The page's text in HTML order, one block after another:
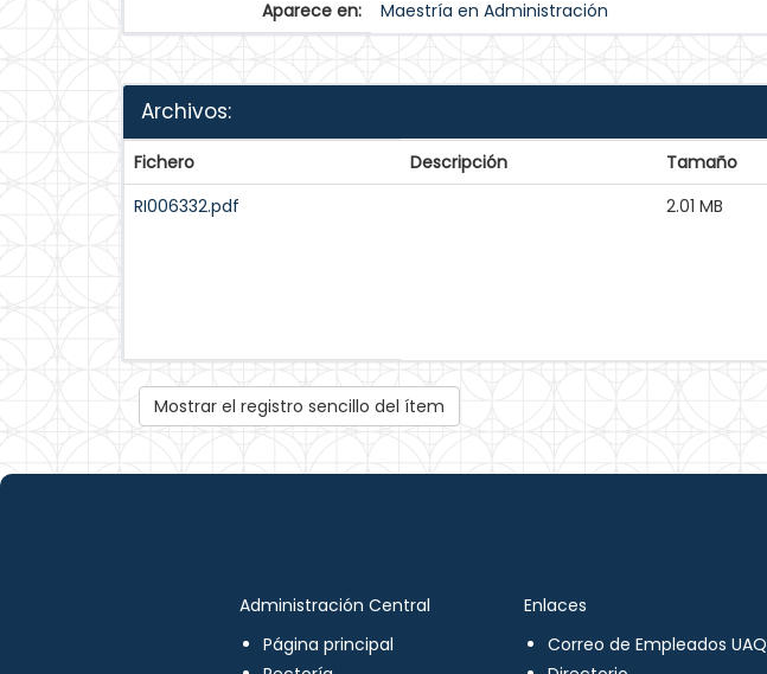
Aparece en:
Maestría en Administración
Archivos:
Fichero Descripción Tamaño
RI006332.pdf
2.01 MB
Mostrar el registro sencillo del ítem
Administración Central
Página principal
Enlaces
Correo de Empleados UAQ